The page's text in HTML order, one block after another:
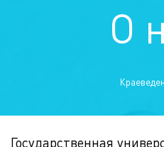
О
Государственная